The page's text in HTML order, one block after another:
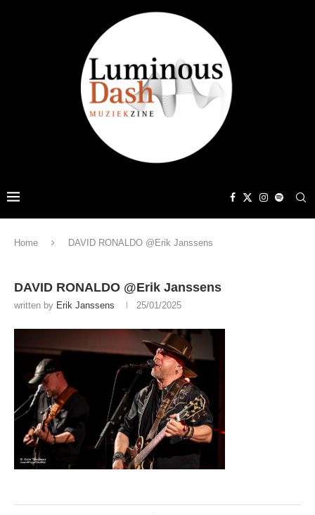
Home DAVID RONALDO @Erik Janssens
DAVID RONALDO @Erik Janssens
written by Erik Janssens 25/01/2025